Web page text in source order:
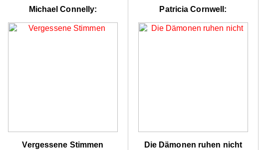
Michael Connelly:
Vergessene Stimmen
Patricia Cornwell:
Die Dämonen ruhen nicht